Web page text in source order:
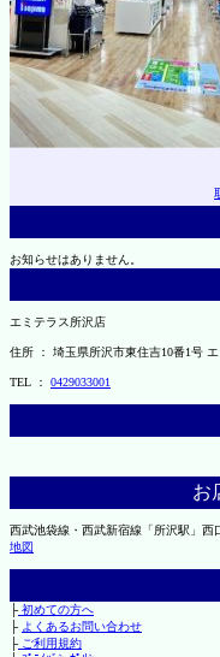
お知らせはありません。
エミテラス所沢店
住所 ： 埼玉県所沢市東住吉10番1号
TEL ： 0429033001
お
西武池袋線・西武新宿線「所沢駅」西
地図
├初めての方へ
├ よくあるお問い合わせ
├ご利用規約